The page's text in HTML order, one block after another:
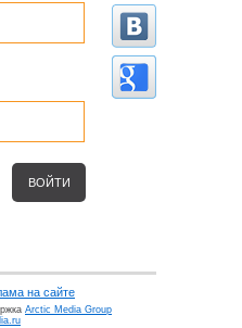
на сайте
Arctic Media Group